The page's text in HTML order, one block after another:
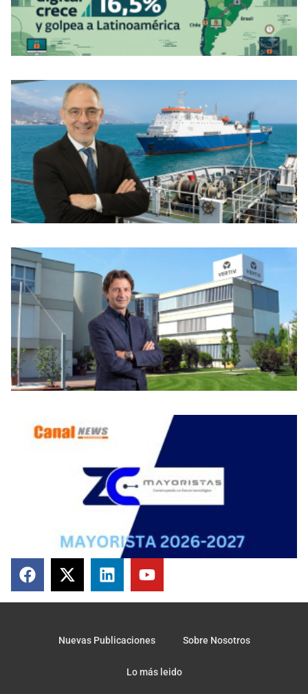
Nuevas Publicaciones Sobre Nosotros
Lo más leido